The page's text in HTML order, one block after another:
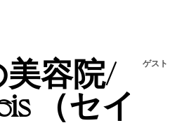
容院/
（セイ
ゲスト